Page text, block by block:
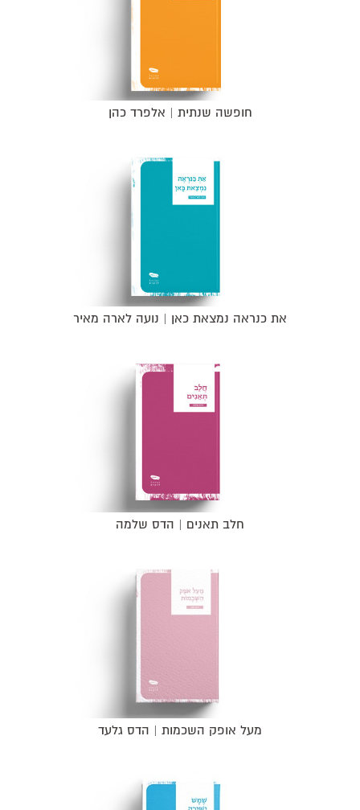
חופשה שנתית | אלפרד כהן
את כנראה נמצאת כאן | נועה לארה מאיר
חלב תאנים | הדס שלמה
מעל אופק השכמות | הדס גלעד